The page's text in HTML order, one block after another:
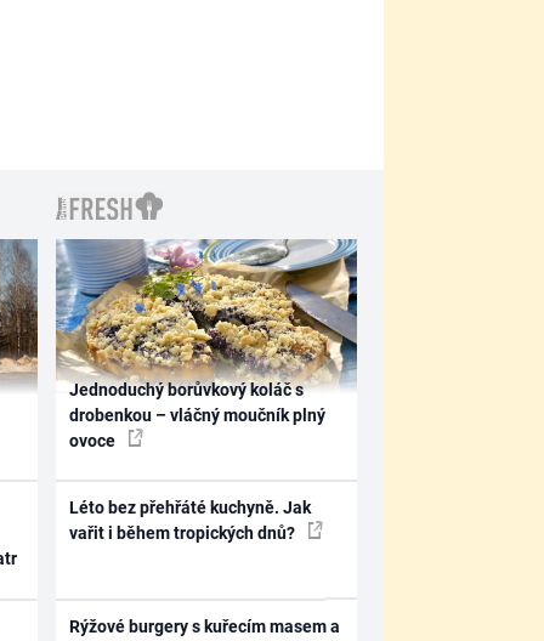
Jednoduchý borůvkový koláč s
drobenkou – vláčný moučník plný
ovoce
Léto bez přehřáté kuchyně. Jak
vařit i během tropických dnů?
Rýžové burgery s kuřecím masem a